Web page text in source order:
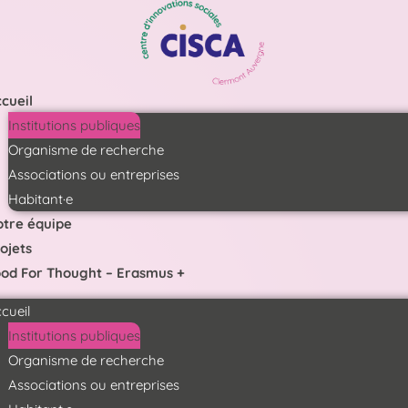
Institutions publiques
Organisme de recherche
Associations ou entreprises
Habitant·e
équipe
For Thought – Erasmus +
Institutions publiques
Organisme de recherche
Associations ou entreprises